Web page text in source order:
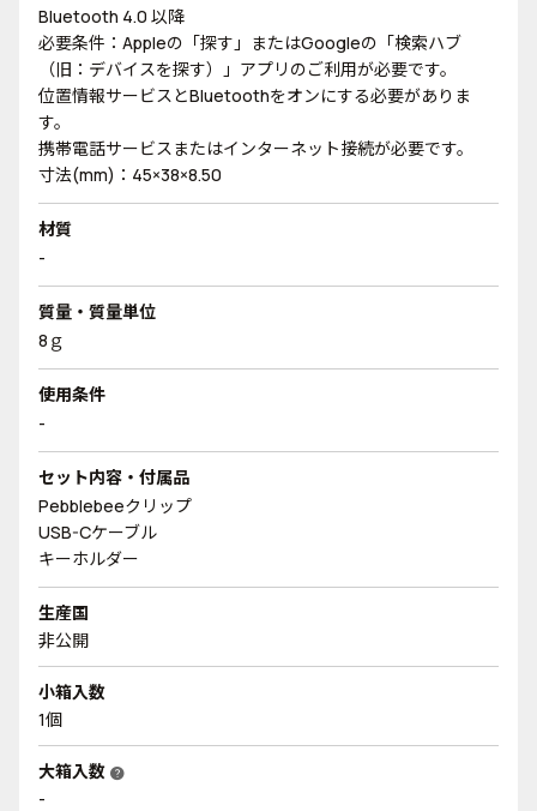
Bluetooth 4.0 以降
必要条件：Appleの「探す」またはGoogleの「検索ハブ
（旧：デバイスを探す）」アプリのご利用が必要です。
位置情報サービスとBluetoothをオンにする必要がありま
す。
携帯電話サービスまたはインターネット接続が必要です。
寸法(mm)：45×38×8.50
材質
-
質量・質量単位
8ｇ
使用条件
-
セット内容・付属品
Pebblebeeクリップ
USB-Cケーブル
キーホルダー
生産国
非公開
小箱入数
1個
大箱入数 help
-